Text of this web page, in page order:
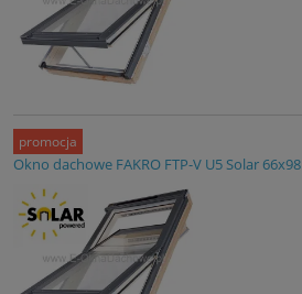
Okno dachowe FAKRO FTP-V U5 Solar 66x98
promocja